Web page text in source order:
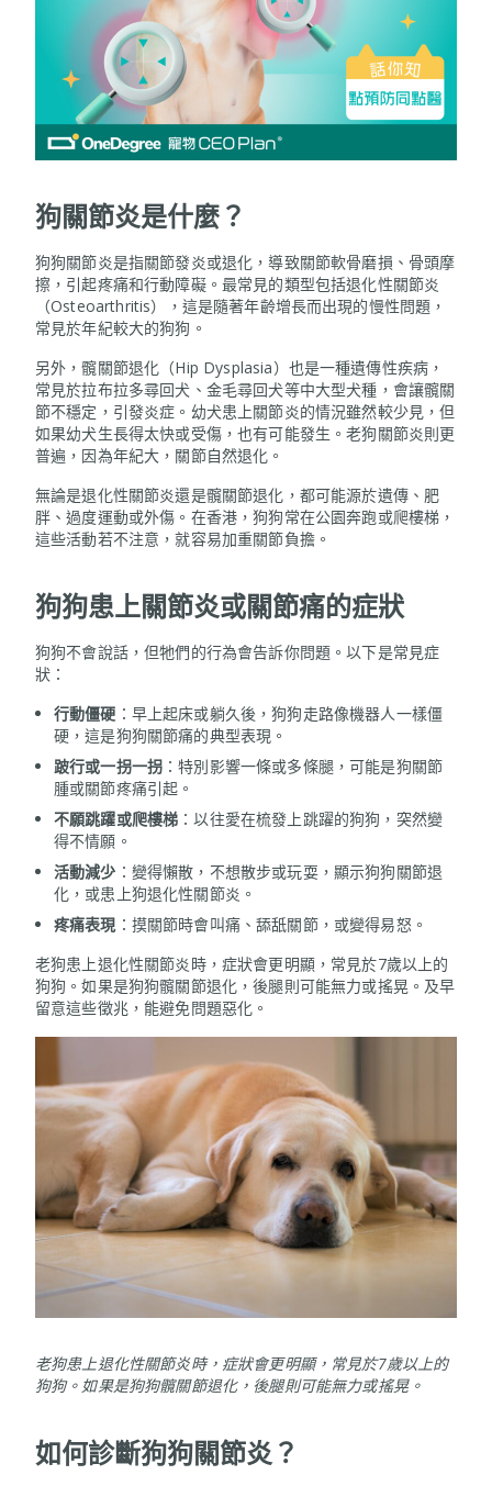
狗關節炎是什麼？
狗狗關節炎是指關節發炎或退化，導致關節軟骨磨損、骨頭摩
擦，引起疼痛和行動障礙。最常見的類型包括退化性關節炎
（Osteoarthritis），這是隨著年齡增長而出現的慢性問題，
常見於年紀較大的狗狗。
另外，髖關節退化（Hip Dysplasia）也是一種遺傳性疾病，
常見於拉布拉多尋回犬、金毛尋回犬等中大型犬種，會讓髖關
節不穩定，引發炎症。幼犬患上關節炎的情況雖然較少見，但
如果幼犬生長得太快或受傷，也有可能發生。老狗關節炎則更
普遍，因為年紀大，關節自然退化。
無論是退化性關節炎還是髖關節退化，都可能源於遺傳、肥
胖、過度運動或外傷。在香港，狗狗常在公園奔跑或爬樓梯，
這些活動若不注意，就容易加重關節負擔。
狗狗患上關節炎或關節痛的症狀
狗狗不會說話，但牠們的行為會告訴你問題。以下是常見症
狀：
行動僵硬 ：早上起床或躺久後，狗狗走路像機器人一樣僵
硬，這是狗狗關節痛的典型表現。
跛行或一拐一拐 ：特別影響一條或多條腿，可能是狗關節
腫或關節疼痛引起。
不願跳躍或爬樓梯 ：以往愛在梳發上跳躍的狗狗，突然變
得不情願。
活動減少 ：變得懶散，不想散步或玩耍，顯示狗狗關節退
化，或患上狗退化性關節炎。
疼痛表現 ：摸關節時會叫痛、舔舐關節，或變得易怒。
老狗患上退化性關節炎時，症狀會更明顯，常見於7歲以上的
狗狗。如果是狗狗髖關節退化，後腿則可能無力或搖晃。及早
留意這些徵兆，能避免問題惡化。
老狗患上退化性關節炎時，症狀會更明顯，常見於7歲以上的
狗狗。如果是狗狗髖關節退化，後腿則可能無力或搖晃。
如何診斷狗狗關節炎？